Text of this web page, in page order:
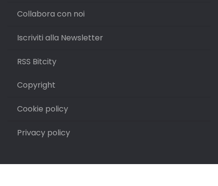
Collabora con noi
Iscriviti alla Newsletter
RSS Bitcity
Copyright
Cookie policy
Privacy policy